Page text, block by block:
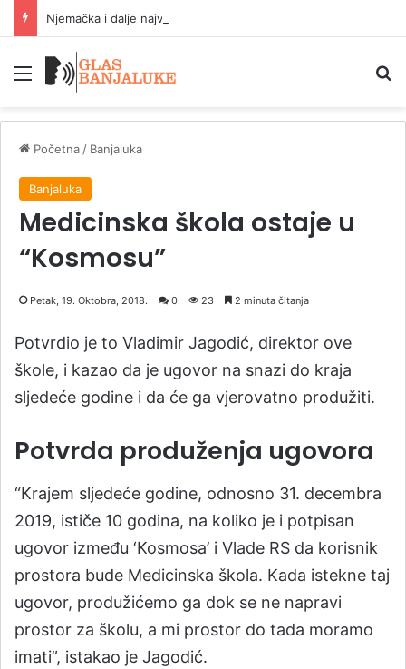
Meni
Početna / Banjaluka
Banjaluka
Medicinska škola ostaje u
“Kosmosu”
Petak, 19. Oktobra, 2018. 0 23 2 minuta čitanja
Potvrdio je to Vladimir Jagodić, direktor ove
škole, i kazao da je ugovor na snazi do kraja
sljedeće godine i da će ga vjerovatno produžiti.
Potvrda produženja ugovora
“Krajem sljedeće godine, odnosno 31. decembra
2019, ističe 10 godina, na koliko je i potpisan
ugovor između ‘Kosmosa’ i Vlade RS da korisnik
prostora bude Medicinska škola. Kada istekne taj
ugovor, produžićemo ga dok se ne napravi
prostor za školu, a mi prostor do tada moramo
imati”, istakao je Jagodić.